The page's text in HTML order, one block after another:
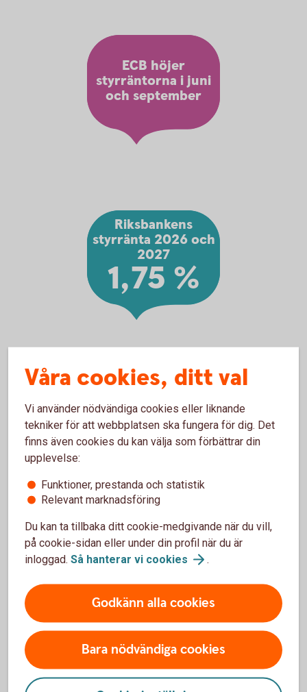
ECB höjer
styrräntorna i juni
och september
Riksbankens
styrränta 2026 och
2027
1,75 %
Våra prognoser
utgår från
sjunkande
EUR/SEK ,
december 2026:
10,50
Våra cookies, ditt val
Vi använder nödvändiga cookies eller liknande
tekniker för att webbplatsen ska fungera för dig. Det
finns även cookies du kan välja som förbättrar din
upplevelse:
Funktioner, prestanda och statistik
Relevant marknadsföring
Du kan ta tillbaka ditt cookie-medgivande när du vill,
på cookie-sidan eller under din profil när du är
inloggad. Så hanterar vi cookies .
Godkänn alla cookies
Bara nödvändiga cookies